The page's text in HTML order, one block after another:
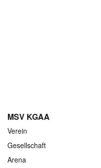
MSV KGAA
Verein
Gesellschaft
Arena